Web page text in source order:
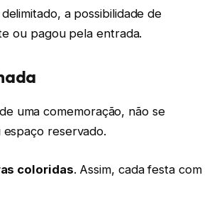
a possibilidade de
ou pagou pela entrada.
uma comemoração, não se
reservado.
coloridas. Assim, cada festa com